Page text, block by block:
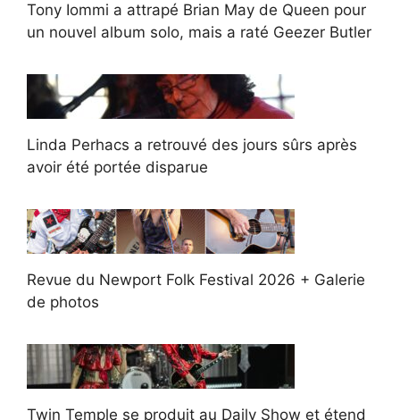
Tony Iommi a attrapé Brian May de Queen pour
un nouvel album solo, mais a raté Geezer Butler
Linda Perhacs a retrouvé des jours sûrs après
avoir été portée disparue
Revue du Newport Folk Festival 2026 + Galerie
de photos
Twin Temple se produit au Daily Show et étend